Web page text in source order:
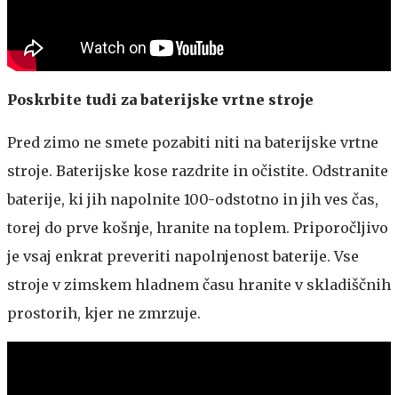
Poskrbite tudi za baterijske vrtne stroje
Pred zimo ne smete pozabiti niti na baterijske vrtne
stroje. Baterijske kose razdrite in očistite. Odstranite
baterije, ki jih napolnite 100-odstotno in jih ves čas,
torej do prve košnje, hranite na toplem. Priporočljivo
je vsaj enkrat preveriti napolnjenost baterije. Vse
stroje v zimskem hladnem času hranite v skladiščnih
prostorih, kjer ne zmrzuje.